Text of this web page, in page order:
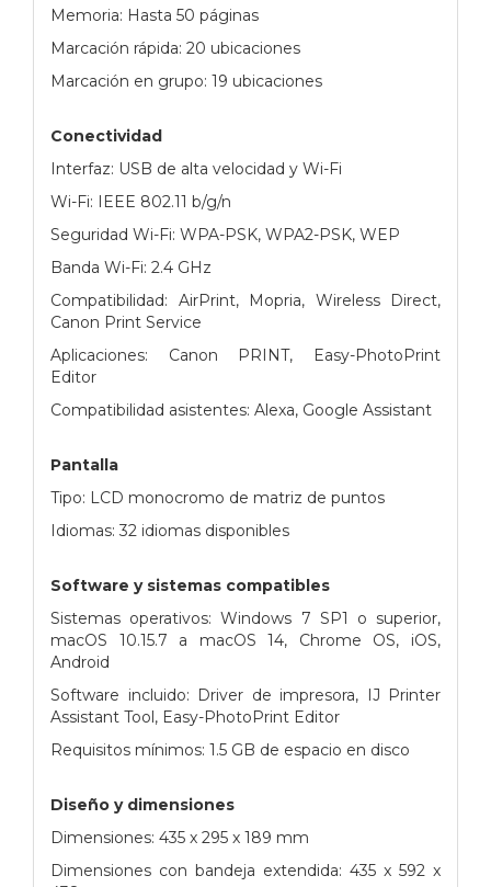
Memoria: Hasta 50 páginas
Marcación rápida: 20 ubicaciones
Marcación en grupo: 19 ubicaciones
Conectividad
Interfaz: USB de alta velocidad y Wi-Fi
Wi-Fi: IEEE 802.11 b/g/n
Seguridad Wi-Fi: WPA-PSK, WPA2-PSK, WEP
Banda Wi-Fi: 2.4 GHz
Compatibilidad: AirPrint, Mopria, Wireless Direct,
Canon Print Service
Aplicaciones: Canon PRINT, Easy-PhotoPrint
Editor
Compatibilidad asistentes: Alexa, Google Assistant
Pantalla
Tipo: LCD monocromo de matriz de puntos
Idiomas: 32 idiomas disponibles
Software y sistemas compatibles
Sistemas operativos: Windows 7 SP1 o superior,
macOS 10.15.7 a macOS 14, Chrome OS, iOS,
Android
Software incluido: Driver de impresora, IJ Printer
Assistant Tool, Easy-PhotoPrint Editor
Requisitos mínimos: 1.5 GB de espacio en disco
Diseño y dimensiones
Dimensiones: 435 x 295 x 189 mm
Dimensiones con bandeja extendida: 435 x 592 x